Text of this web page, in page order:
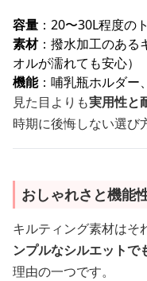
容量 ：20〜30L程度の
素材：撥水加工のある
オルが濡れても安心）
機能：哺乳瓶ホルダー
見た目よりも実用性と
時期に後悔しない選び
おしゃれさと機能
キルティング素材はそ
ンプルなシルエットで
理由の一つです。